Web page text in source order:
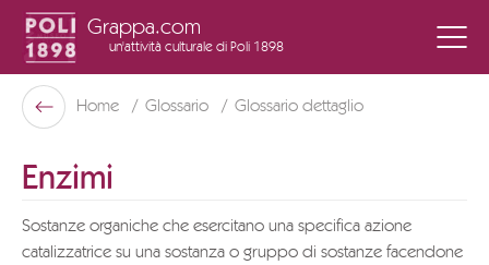
Grappa.com
un'attività culturale di Poli 1898
Poli Museo Della Grappa
Indietro
Home Glossario Glossario dettaglio
Enzimi
Sostanze organiche che esercitano una specifica azione
catalizzatrice su una sostanza o gruppo di sostanze facendone